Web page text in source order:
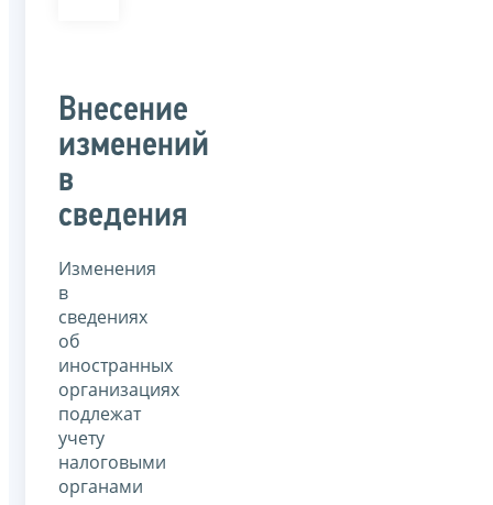
Внесение
изменений
в
сведения
Изменения
в
сведениях
об
иностранных
организациях
подлежат
учету
налоговыми
органами